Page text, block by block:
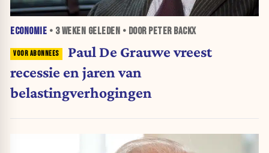
ECONOMIE • 3 WEKEN GELEDEN • DOOR PETER BACKX
Paul De Grauwe vreest
recessie en jaren van
belastingverhogingen